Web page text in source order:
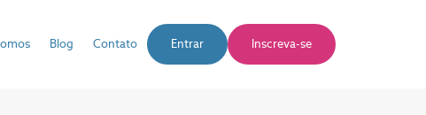
Blog Contato Entrar Inscreva-se